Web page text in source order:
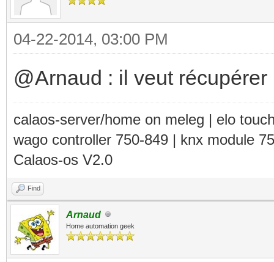
04-22-2014, 03:00 PM
@Arnaud : il veut
calaos-server/home on meleg | elo
wago controller 750-849 | knx module
Calaos-os V2.0
Find
Arnaud
Home automation geek